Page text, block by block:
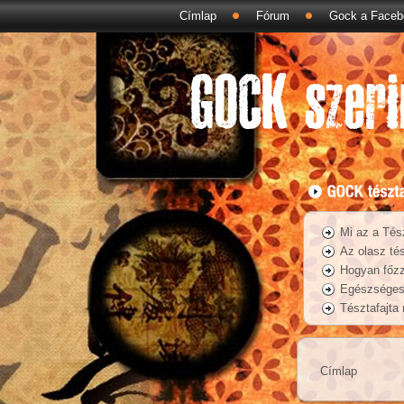
Címlap Fórum Gock a
Mi az a
Az olasz
Hogyan
Tésztafajta
Címlap